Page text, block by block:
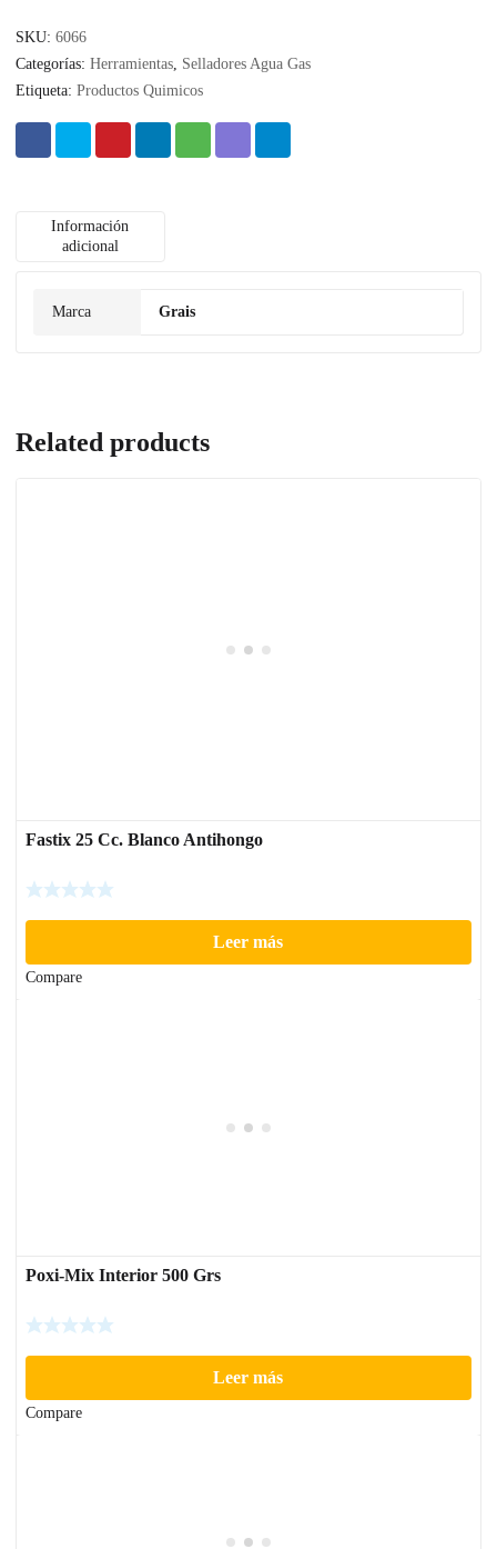
SKU: 6066
Categorías: Herramientas, Selladores Agua Gas
Etiqueta: Productos Quimicos
Información
adicional
Marca Grais
Related products
Fastix 25 Cc. Blanco Antihongo
Leer más
Compare
Poxi-Mix Interior 500 Grs
Leer más
Compare